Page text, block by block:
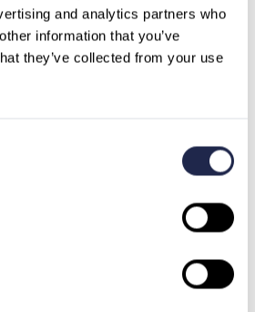
and analytics partners who
information that you’ve
they’ve collected from your use